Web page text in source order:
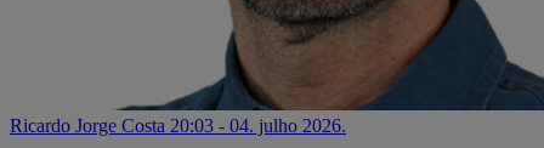
Ricardo Jorge Costa 20:03 - 04. julho 2026.